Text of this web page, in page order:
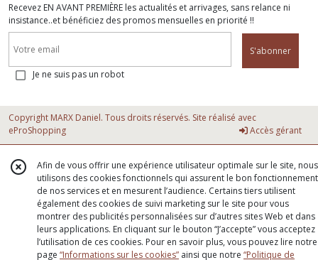
Recevez EN AVANT PREMIÈRE les actualités et arrivages, sans relance ni
insistance..et bénéficiez des promos mensuelles en priorité !!
S'abonner
Je ne suis pas un robot
Copyright MARX Daniel. Tous droits réservés. Site réalisé avec
eProShopping
Accès gérant
Afin de vous offrir une expérience utilisateur optimale sur le site, nous
utilisons des cookies fonctionnels qui assurent le bon fonctionnement
de nos services et en mesurent l’audience. Certains tiers utilisent
également des cookies de suivi marketing sur le site pour vous
montrer des publicités personnalisées sur d’autres sites Web et dans
leurs applications. En cliquant sur le bouton “J’accepte” vous acceptez
l’utilisation de ces cookies. Pour en savoir plus, vous pouvez lire notre
page “Informations sur les cookies” ainsi que notre “Politique de